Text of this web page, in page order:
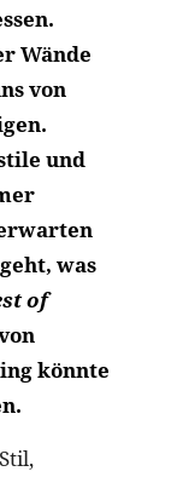
Wände
von
und
was
of
könnte